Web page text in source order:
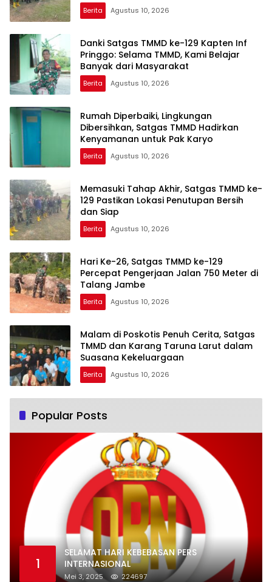
Berita Agustus 10, 2026
Danki Satgas TMMD ke-129 Kapten Inf
Pringgo: Selama TMMD, Kami Belajar
Banyak dari Masyarakat
Berita Agustus 10, 2026
Rumah Diperbaiki, Lingkungan
Dibersihkan, Satgas TMMD Hadirkan
Kenyamanan untuk Pak Karyo
Berita Agustus 10, 2026
Memasuki Tahap Akhir, Satgas TMMD ke-
129 Pastikan Lokasi Penutupan Bersih
dan Siap
Berita Agustus 10, 2026
Hari Ke-26, Satgas TMMD ke-129
Percepat Pengerjaan Jalan 750 Meter di
Talang Jambe
Berita Agustus 10, 2026
Malam di Poskotis Penuh Cerita, Satgas
TMMD dan Karang Taruna Larut dalam
Suasana Kekeluargaan
Berita Agustus 10, 2026
Popular Posts
1
SELAMAT HARI KEBEBASAN PERS
INTERNASIONAL
Mei 3, 2025 224697